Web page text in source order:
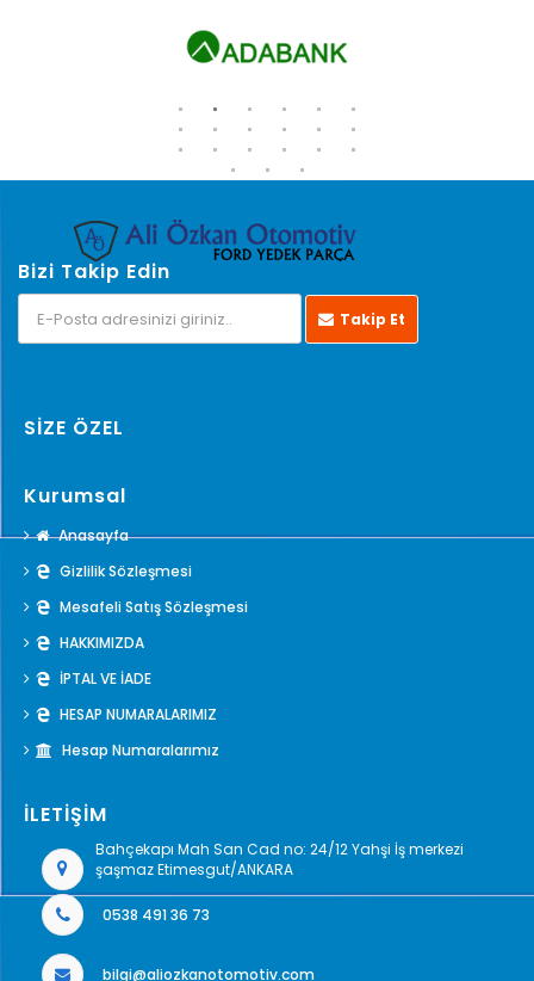
Bizi Takip Edin
Takip Et
SİZE ÖZEL
Kurumsal
Anasayfa
Gizlilik Sözleşmesi
Mesafeli Satış Sözleşmesi
HAKKIMIZDA
İPTAL VE İADE
HESAP NUMARALARIMIZ
Hesap Numaralarımız
İLETİŞİM
Bahçekapı Mah San Cad no: 24/12 Yahşi İş merkezi
şaşmaz Etimesgut/ANKARA
0538 491 36 73
bilgi@aliozkanotomotiv.com